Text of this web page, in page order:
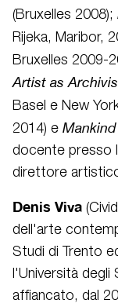
(Bruxelles 2008);
Rijeka, Maribor,
Bruxelles 2009-
Artist as
Basel e New
2014) e
docente presso
direttore
Denis Viva
dell'arte
Studi di Trento
l'Università degli
affiancato, dal